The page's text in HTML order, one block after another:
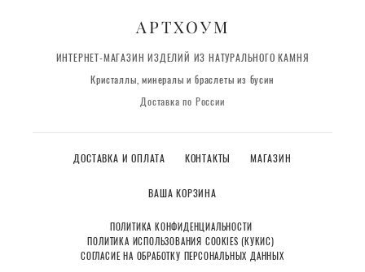
АРТХОУМ
ИНТЕРНЕТ-МАГАЗИН ИЗДЕЛИЙ ИЗ НАТУРАЛЬНОГО КАМНЯ
Кристаллы, минералы и браслеты из бусин
Доставка по России
ДОСТАВКА И ОПЛАТА КОНТАКТЫ МАГАЗИН
ВАША КОРЗИНА
ПОЛИТИКА КОНФИДЕНЦИАЛЬНОСТИ
ПОЛИТИКА ИСПОЛЬЗОВАНИЯ COOKIES (КУКИС)
СОГЛАСИЕ НА ОБРАБОТКУ ПЕРСОНАЛЬНЫХ ДАННЫХ